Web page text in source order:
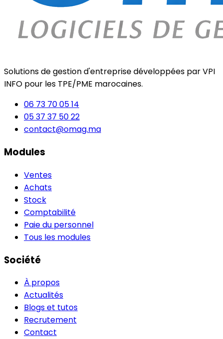
Solutions de gestion d'entreprise développées par VPI
INFO pour les TPE/PME marocaines.
06 73 70 05 14
05 37 37 50 22
contact@omag.ma
Modules
Ventes
Achats
Stock
Comptabilité
Paie du personnel
Tous les modules
Société
À propos
Actualités
Blogs et tutos
Recrutement
Contact